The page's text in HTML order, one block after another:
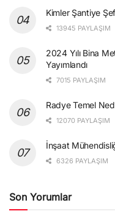
Kimler Şantiye
13945 PAYLAŞIM
2024 Yılı Bina
Yayımlandı
7015 PAYLAŞIM
Radye Temel
12070 PAYLAŞIM
İnşaat
6326 PAYLAŞIM
Son Yorumlar